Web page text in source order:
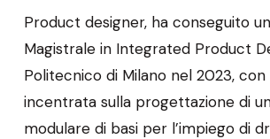
Product designer, ha conseguito
Magistrale in Integrated Product
Politecnico di Milano nel 2023, con
incentrata sulla progettazione di
modulare di basi per l’impiego di